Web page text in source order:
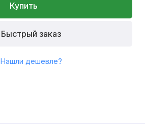
Купить
Быстрый заказ
Нашли дешевле?